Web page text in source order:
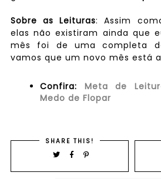
Sobre as Leituras: Assim
elas não existiram ainda que
mês foi de uma completa
vamos que um novo mês está
Confira: Meta de
Medo de Flopar
SHARE THIS!